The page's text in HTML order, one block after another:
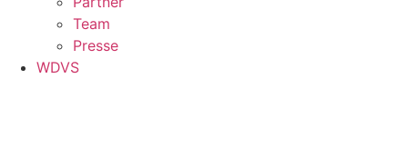
Team
Presse
WDVS